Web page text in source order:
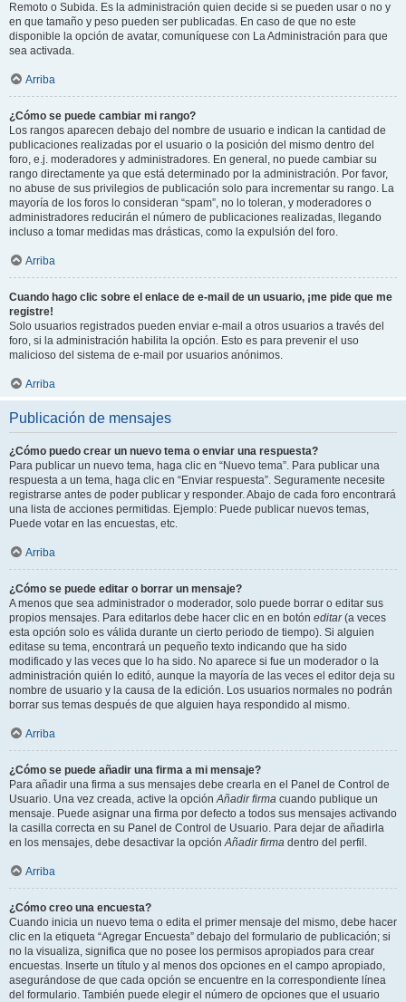
Remoto o Subida. Es la administración quien decide si se pueden usar o no y
en que tamaño y peso pueden ser publicadas. En caso de que no este
disponible la opción de avatar, comuníquese con La Administración para que
sea activada.
Arriba
¿Cómo se puede cambiar mi rango?
Los rangos aparecen debajo del nombre de usuario e indican la cantidad de
publicaciones realizadas por el usuario o la posición del mismo dentro del
foro, e.j. moderadores y administradores. En general, no puede cambiar su
rango directamente ya que está determinado por la administración. Por favor,
no abuse de sus privilegios de publicación solo para incrementar su rango. La
mayoría de los foros lo consideran “spam”, no lo toleran, y moderadores o
administradores reducirán el número de publicaciones realizadas, llegando
incluso a tomar medidas mas drásticas, como la expulsión del foro.
Arriba
Cuando hago clic sobre el enlace de e-mail de un usuario, ¡me pide que me
registre!
Solo usuarios registrados pueden enviar e-mail a otros usuarios a través del
foro, si la administración habilita la opción. Esto es para prevenir el uso
malicioso del sistema de e-mail por usuarios anónimos.
Arriba
Publicación de mensajes
¿Cómo puedo crear un nuevo tema o enviar una respuesta?
Para publicar un nuevo tema, haga clic en “Nuevo tema”. Para publicar una
respuesta a un tema, haga clic en “Enviar respuesta”. Seguramente necesite
registrarse antes de poder publicar y responder. Abajo de cada foro encontrará
una lista de acciones permitidas. Ejemplo: Puede publicar nuevos temas,
Puede votar en las encuestas, etc.
Arriba
¿Cómo se puede editar o borrar un mensaje?
A menos que sea administrador o moderador, solo puede borrar o editar sus
propios mensajes. Para editarlos debe hacer clic en en botón editar(a veces
esta opción solo es válida durante un cierto periodo de tiempo). Si alguien
editase su tema, encontrará un pequeño texto indicando que ha sido
modificado y las veces que lo ha sido. No aparece si fue un moderador o la
administración quién lo editó, aunque la mayoría de las veces el editor deja su
nombre de usuario y la causa de la edición. Los usuarios normales no podrán
borrar sus temas después de que alguien haya respondido al mismo.
Arriba
¿Cómo se puede añadir una firma a mi mensaje?
Para añadir una firma a sus mensajes debe crearla en el Panel de Control de
Usuario. Una vez creada, active la opciónAñadir firma cuando publique un
mensaje. Puede asignar una firma por defecto a todos sus mensajes activando
la casilla correcta en su Panel de Control de Usuario. Para dejar de añadirla
en los mensajes, debe desactivar la opciónAñadir firma dentro del perfil.
Arriba
¿Cómo creo una encuesta?
Cuando inicia un nuevo tema o edita el primer mensaje del mismo, debe hacer
clic en la etiqueta “Agregar Encuesta” debajo del formulario de publicación; si
no la visualiza, significa que no posee los permisos apropiados para crear
encuestas. Inserte un título y al menos dos opciones en el campo apropiado,
asegurándose de que cada opción se encuentre en la correspondiente línea
del formulario. También puede elegir el número de opciones que el usuario